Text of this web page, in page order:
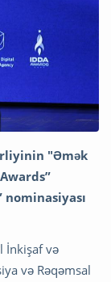
"Əmək
nominasiyası
İnkişaf və
və Rəqəmsal